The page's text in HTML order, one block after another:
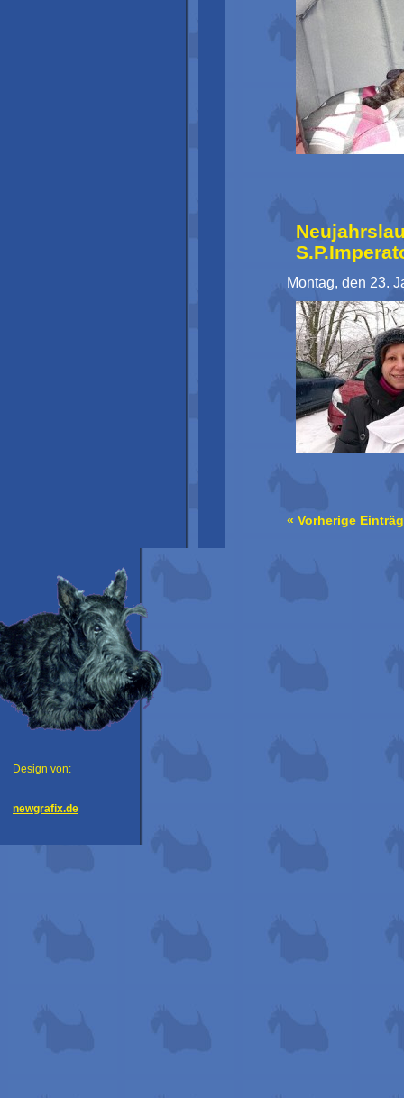
Montag, den 23.
« Vorherige
Design von:
newgrafix.de